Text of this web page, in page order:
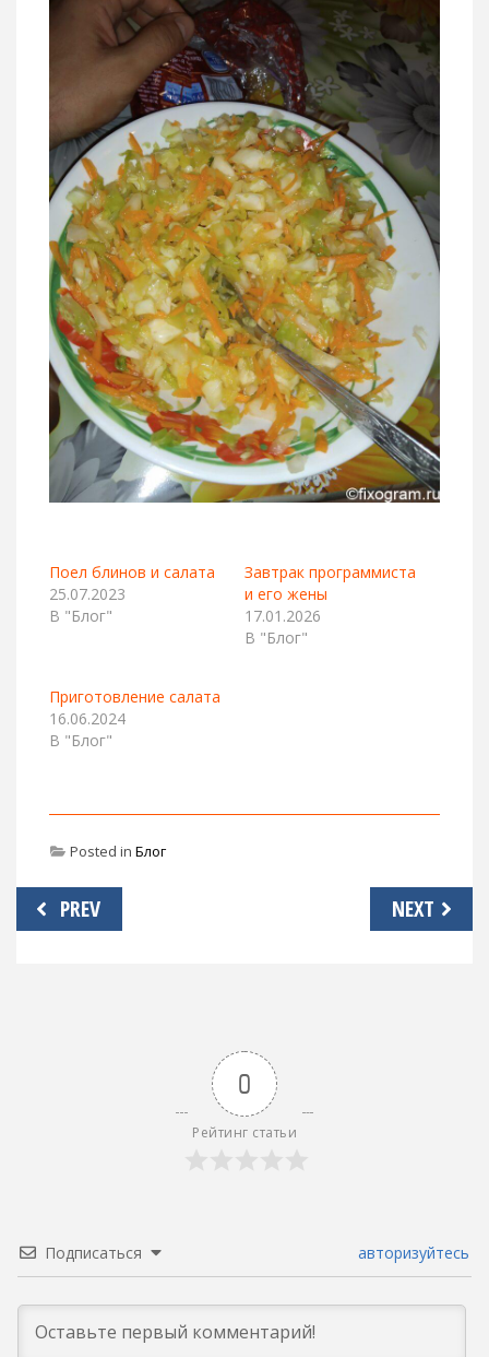
Поел блинов и салата
25.07.2023
В "Блог"
Завтрак программиста
и его жены
17.01.2026
В "Блог"
Приготовление салата
16.06.2024
В "Блог"
Posted in Блог
Навигация
по
PREV NEXT
0
Рейтинг статьи
Подписаться авторизуйтесь